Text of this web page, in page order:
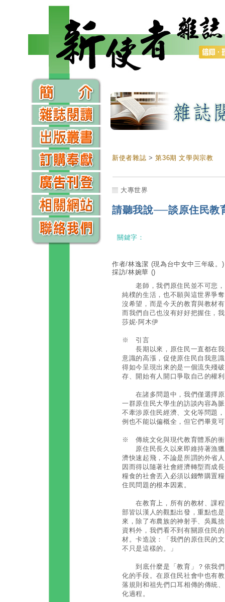
新使者雜誌 >第36期 文學與宗教
大專世界
請聽我說──談原住民教
關鍵字：
作者/林逸潔 (現為台中女中三年級。)
採訪/林婉華 ()
老師，我們原住民並不可悲，
純樸的生活，也不願與這世界爭
沒希望，而是今天的教育與教材
而我們自己也沒有好好把握住，
莎妮‧阿木伊
※ 引言
長期以來，原住民一直都在我
意識的高漲，促使原住民自我意
得如今呈現出來的是一個流失殘
存、開始有人開口爭取自己的權
在諸多問題中，我們僅選擇原
一群原住民大學生的訪談內容為
不牽涉原住民經濟、文化等問題
例也不能以偏概全，但它們畢竟
※ 傳統文化與現代教育體系的
原住民長久以來即維持著漁獵
濟快速起飛，不論是所謂的外省
因而得以隨著社會經濟轉型而成
糧食的社會丟入必須以錢幣購置
住民問題的根本因素。
在教育上，所有的教材、課程
部皆以漢人的觀點出發，重點也
來，除了布農族的神射手、吳鳳
資料外，我們看不到有關原住民
材。卡造說：「我們的原住民的
不只是這樣的。」
到底什麼是「教育」？依我們
化的手段。在原住民社會中也有
落規則和祖先們口耳相傳的傳統
化過程。